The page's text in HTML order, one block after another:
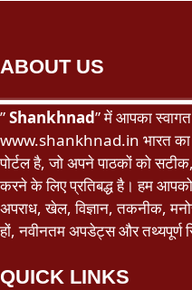
ABOUT US
”Shankhnad” में आपका
www.shankhnad.in भारत का
पोर्टल है, जो अपने पाठकों को
करने के लिए प्रतिबद्ध है। हम आपको
अपराध, खेल, विज्ञान, तकनीक,
हों, नवीनतम अपडेट्स और तथ्यपूर्ण
QUICK LINKS